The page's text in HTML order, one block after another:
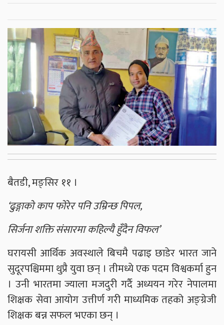
बैतडी, मङ्सिर ११ ।
‘ढुङ्गाको काप फोरेर पनि उम्रिन्छ पिपल,
सिर्जना शक्ति संसारमा कहिल्यै हुँदैन विफल’
घरायसी आर्थिक अवस्थाले बिचमै पढाइ छाडेर भारत जाने
सुदूरपश्चिममा थुप्रै युवा छन् । तीमध्ये एक पदम विश्वकर्मा हुन
। उनी भारतमा ज्याला मजदुरी गर्दै अध्ययन गरेर नेपालमा
शिक्षक सेवा आयोग उत्तीर्ण गरी माध्यमिक तहको अङ्ग्रेजी
शिक्षक बन्न सफल भएका छन् ।